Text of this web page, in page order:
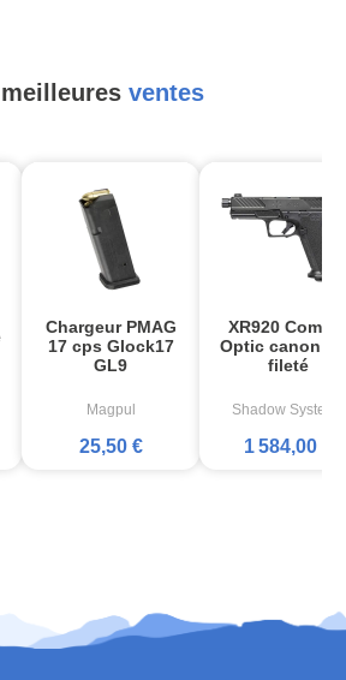
ventes
Chargeur PMAG
17 cps Glock17
GL9
Magpul
25,50 €
XR920
Optic canon
fileté
Shadow Systems
1 584,00 €